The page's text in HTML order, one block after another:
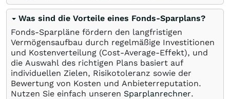
Was sind die Vorteile eines Fonds-Sparplans?
Fonds-Sparpläne fördern den langfristigen
Vermögensaufbau durch regelmäßige Investitionen
und Kostenverteilung (Cost-Average-Effekt), und
die Auswahl des richtigen Plans basiert auf
individuellen Zielen, Risikotoleranz sowie der
Bewertung von Kosten und Anbieterreputation.
Nutzen Sie einfach unseren Sparplanrechner.